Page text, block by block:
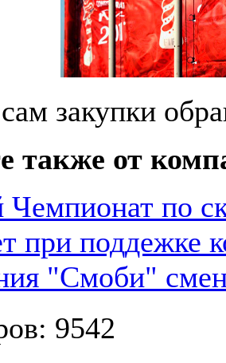
закупки
также от
Чемпионат по
при поддежке
"Смоби"
9542